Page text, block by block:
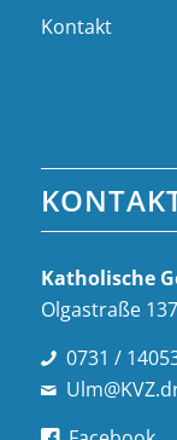
Kontakt
Katholische
Olgastraße
0731 /